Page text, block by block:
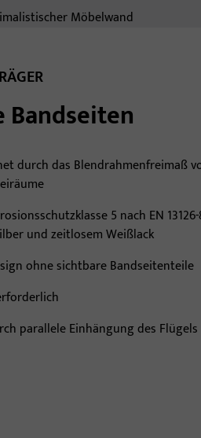
durch das Blendrahmenfreimaß
5 nach EN
und zeitlosem Weißlack
ohne sichtbare Bandseitenteile
parallele Einhängung des Flügels